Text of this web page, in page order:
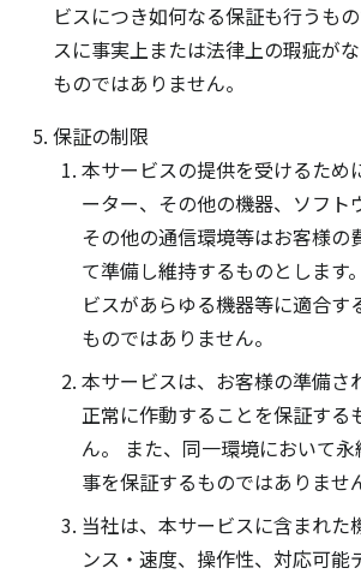
ビスにつき如何なる保証も行うも
スに事実上または法律上の瑕疵が
ものではありません。
保証の制限
本サービスの提供を受けるため
ーター、その他の機器、ソフト
その他の通信環境等はお客様の
て準備し維持するものとします
ビスがあらゆる機器等に適合す
ものではありません。
本サービスは、お客様の準備さ
正常に作動することを保証する
ん。 また、同一環境において
事を保証するものではありませ
当社は、本サービスに含まれた
ンス・速度、操作性、対応可能